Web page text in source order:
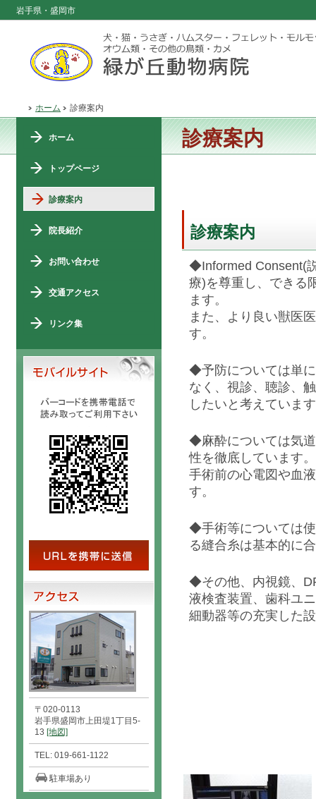
岩手県・盛岡市
ホーム 診療案内
診療案内
診療案内
◆Informed Consent(
療)を尊重し、できる
ます。
また、より良い獣医
す。
◆予防については単
なく、視診、聴診、
したいと考えていま
◆麻酔については気
性を徹底しています。
手術前の心電図や血
す。
◆手術等については
る縫合糸は基本的に
◆その他、内視鏡、
液検査装置、歯科ユ
細動器等の充実した
ホーム
トップページ
診療案内
院長紹介
お問い合わせ
交通アクセス
リンク集
〒020-0113
岩手県盛岡市上田堤1丁目5-
13 [地図]
TEL: 019-661-1122
駐車場あり